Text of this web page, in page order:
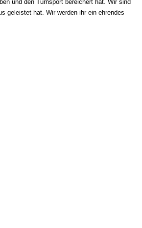
und den Turnsport bereichert hat. Wir sind
geleistet hat. Wir werden ihr ein ehrendes